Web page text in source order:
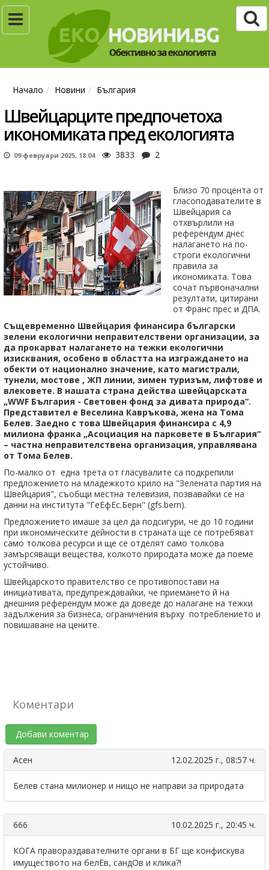
Начало Новини България
Швейцарците предпочетоха
икономиката пред екологията
09 февруари 2025, 18:04 3833 2
Близо 70 процента от
гласоподавателите в
Швейцария са
отхвърлили на
референдум днес
налагането на по-
строги екологични
правила за
икономиката. Това
сочат първоначални
резултати, цитирани
от Франс прес и ДПА.
Същевременно Швейцария финансира български
зелени екологични неправителствени организации, за
да прокарват налагането на тежки екологични
изисквания, особено в областта на изграждането на
обекти от национално значение, като магистрали,
тунели, мостове , ЖП линии, зимен туризъм, лифтове и
влековете. В нашата страна действа швейцарската
„WWF България - Световен фонд за дивата природа“.
Представител е Веселина Кавръкова, жена на Тома
Белев. Заедно с това Швейцария финансира с 4,9
милиона франка „Асоциация на парковете в България“
– частна неправителствена организация, управлявана
от Тома Белев.
По-малко от една трета от гласувалите са подкрепили
предложението на младежкото крило на "Зелената партия на
Швейцария", съобщи местна телевизия, позвавайки се на
данни на института "ГеЕфЕс.Берн" (gfs.bern).
Предложението имаше за цел да подсигури, че до 10 години
при икономическите дейности в страната ще се потребяват
само толкова ресурси и ще се отделят само толкова
замърсяващи вещества, колкото природата може да поеме
устойчиво.
Швейцарското правителство се противопостави на
инициативата, предупреждавайки, че приемането й на
днешния референдум може да доведе до налагане на тежки
задължения за бизнеса, ограничения върху потреблението и
повишаване на цените.
Коментари
Добави коментар
Асен 12.02.2025 г., 08:57 ч.
Белев стана милионер и нищо не направи за природата
666 10.02.2025 г., 20:45 ч.
КОГА правораздавателните органи в БГ ще конфискува
имуществото на белЕв, сандОв и клика?!